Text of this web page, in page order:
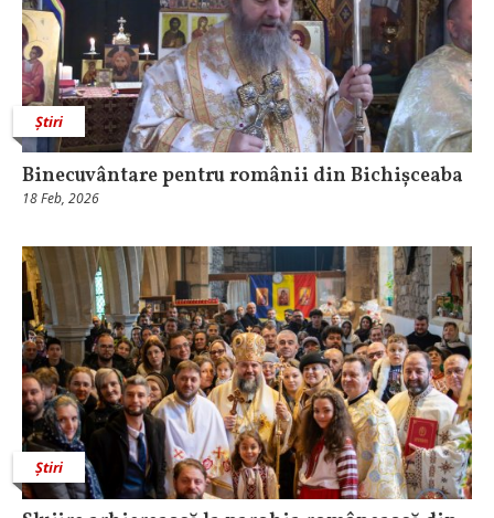
Știri
Binecuvântare pentru românii din Bichișceaba
18 Feb, 2026
Știri